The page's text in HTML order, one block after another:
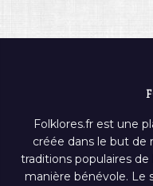
Folklores.fr est une
créée dans le but de
traditions populaires
manière bénévole. Le